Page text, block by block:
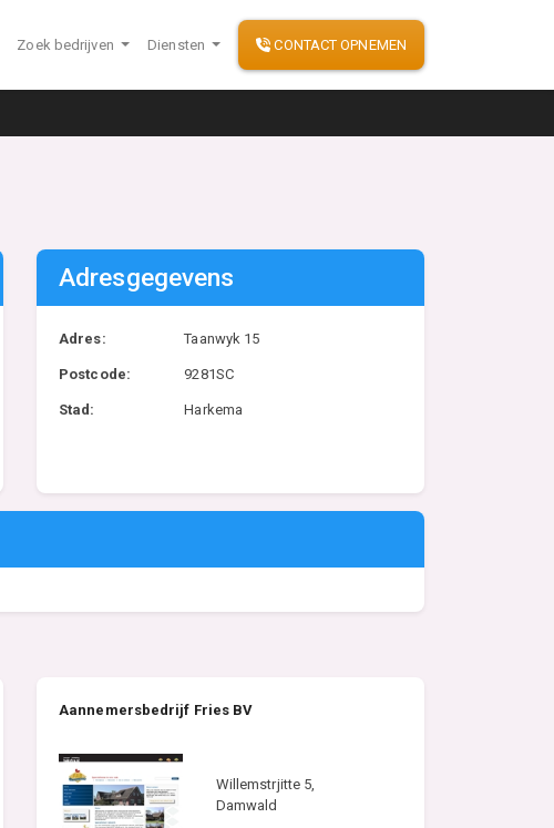
Zoek bedrijven Diensten CONTACT OPNEMEN
Adresgegevens
Adres: Taanwyk 15
Postcode: 9281SC
Stad: Harkema
Aannemersbedrijf Fries BV
Willemstrjitte 5,
Damwald